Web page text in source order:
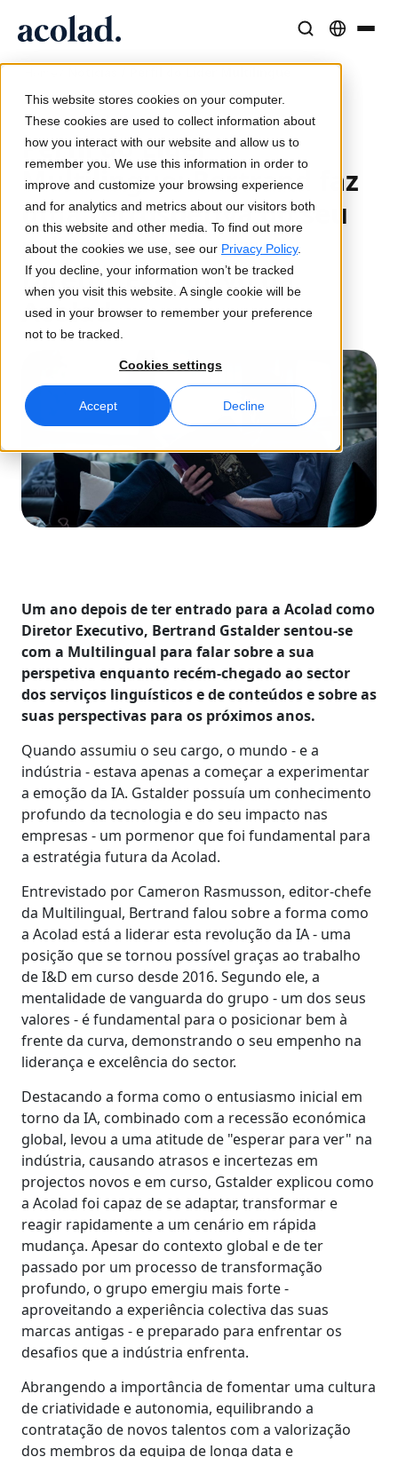
This website stores cookies on your computer.
These cookies are used to collect information about
how you interact with our website and allow us to
remember you. We use this information in order to
improve and customize your browsing experience
and for analytics and metrics about our visitors both
on this website and other media. To find out more
about the cookies we use, see our Privacy Policy.
If you decline, your information won’t be tracked
when you visit this website. A single cookie will be
used in your browser to remember your preference
not to be tracked.
Cookies settings
Accept Decline
Tradução
Velocidade da IA, precisão humana
Interpretação
Comunicação fluida em qualquer lugar
Mídia e Entretenimento
Leve histórias a cada tela
Consultoria e Outsourcing
Atinga e converta globalmente
Transcrição
Melhore a IA com dados confiáveis
Todas as soluções
Soluções por Indústria
Ciências da Vida
Indústria Transformadora
Jurídico
Instituições Públicas
Defesa e Segurança
Todos os setores
Lia Translate
Traduções instantâneas alinhadas com a sua marca
Conectividade
Integração nos fluxos de trabalho, de forma simples
Interpretação com IA
Tradução de voz em tempo real
Garantia de qualidade
Dublagem eficiente em grande escala
Serviços de dados para IA
Conheça a Lia
Tradução com IA rápida, inteligente e escalável
Histórias de sucesso
Resultados reais dos nossos clientes
Artigos
Perspetivas de especialistas sobre conteúdo global
Ebooks
Guias e estratégias aprofundadas
Webinars on demand
Dicas para aumentar eficiência, escala e qualidade
Sobre a Acolad
Sustentabilidade
Parceiros
Notícias
Localizações
Oportunidades para freelancers
Faça parte da nossa rede global
1 de março de 2024
Perfil do Líder
Multilingue: Bertrand faz
uma retrospetiva do seu
primeiro ano como
Diretor Executivo da
Acolad
Um ano depois de ter entrado para a Acolad como
Diretor Executivo, Bertrand Gstalder sentou-se
com a Multilingual para falar sobre a sua
perspetiva enquanto recém-chegado ao sector
dos serviços linguísticos e de conteúdos e sobre as
suas perspectivas para os próximos anos.
Quando assumiu o seu cargo, o mundo - e a
indústria - estava apenas a começar a experimentar
a emoção da IA. Gstalder possuía um conhecimento
profundo da tecnologia e do seu impacto nas
empresas - um pormenor que foi fundamental para
a estratégia futura da Acolad.
Entrevistado por Cameron Rasmusson, editor-chefe
da Multilingual, Bertrand falou sobre a forma como
a Acolad está a liderar esta revolução da IA - uma
posição que se tornou possível graças ao trabalho
de I&D em curso desde 2016. Segundo ele, a
mentalidade de vanguarda do grupo - um dos seus
valores - é fundamental para o posicionar bem à
frente da curva, demonstrando o seu empenho na
liderança e excelência do sector.
Destacando a forma como o entusiasmo inicial em
torno da IA, combinado com a recessão económica
global, levou a uma atitude de "esperar para ver" na
indústria, causando atrasos e incertezas em
projectos novos e em curso, Gstalder explicou como
a Acolad foi capaz de se adaptar, transformar e
reagir rapidamente a um cenário em rápida
mudança. Apesar do contexto global e de ter
passado por um processo de transformação
profundo, o grupo emergiu mais forte -
aproveitando a experiência colectiva das suas
marcas antigas - e preparado para enfrentar os
desafios que a indústria enfrenta.
Abrangendo a importância de fomentar uma cultura
de criatividade e autonomia, equilibrando a
contratação de novos talentos com a valorização
dos membros da equipa de longa data e